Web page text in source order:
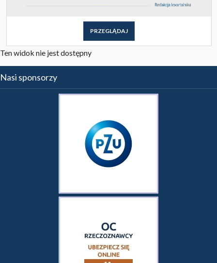
PRZEGLĄDAJ
Ten widok nie jest dostępny
Nasi sponsorzy